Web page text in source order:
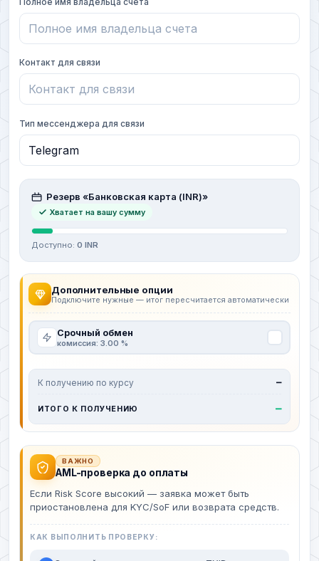
Контакт для связи
Тип мессенджера для связи
Резерв «Банковская карта (INR)»
Хватает на вашу сумму
Доступно: 0 INR
Дополнительные опции
Подключите нужные — итог пересчитается автоматически
Срочный обмен
комиссия: 3.00 %
К получению по курсу —
ИТОГО К ПОЛУЧЕНИЮ —
ВАЖНО
AML-проверка до оплаты
Если Risk Score высокий — заявка может быть
приостановлена для KYC/SoF или возврата средств.
КАК ВЫПОЛНИТЬ ПРОВЕРКУ: